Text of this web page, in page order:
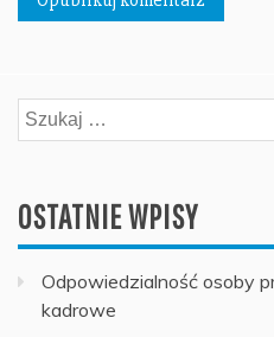
Szukaj:
OSTATNIE WPISY
Odpowiedzialność osoby
kadrowe